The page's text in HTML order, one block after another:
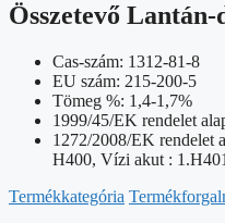
Összetevő
Cas-szám: 1312-81-8
EU szám: 215-200-5
Tömeg %: 1,4-1,7%
1999/45/EK rendelet
1272/2008/EK rendelet
H400, Vízi akut : 1.H401
Termékkategória